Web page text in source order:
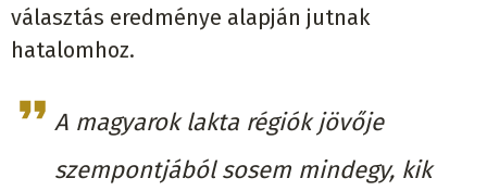
választás eredménye alapján jutnak
hatalomhoz.
A magyarok lakta régiók jövője
szempontjából sosem mindegy, kik